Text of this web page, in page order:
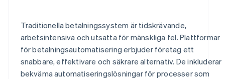
Strategi och relationer
Tillväxt och flexibilitet
Analysera kostnader och avkastning på investeringen
Granska support och tillförlitlighet hos leverantörer
Genomför prov och tester
Traditionella betalningssystem är tidskrävande,
arbetsintensiva och utsatta för mänskliga fel. Plattformar
för betalningsautomatisering erbjuder företag ett
snabbare, effektivare och säkrare alternativ. De inkluderar
bekväma automatiseringslösningar för processer som